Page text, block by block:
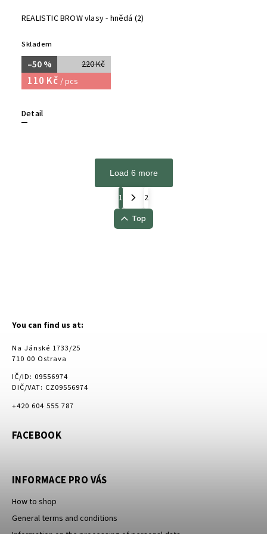
REALISTIC BROW vlasy - hnědá (2)
Skladem
220 Kč
–50 %
110 Kč / pcs
Detail
Load 6 more
1
2
Top
You can find us at:
Na Jánské 1733/25
710 00 Ostrava
IČ/ID: 09556974
DIČ/VAT: CZ09556974
+420 604 555 787
FACEBOOK
INFORMACE PRO VÁS
How to shop
General terms and conditions